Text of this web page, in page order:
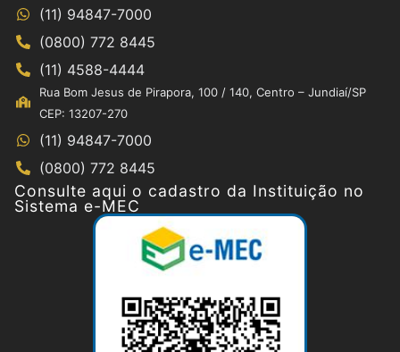
(11) 94847-7000
(0800) 772 8445
(11) 4588-4444
Rua Bom Jesus de Pirapora, 100 / 140, Centro – Jundiaí/SP
CEP: 13207-270
(11) 94847-7000
(0800) 772 8445
Consulte aqui o cadastro da Instituição no
Sistema e-MEC